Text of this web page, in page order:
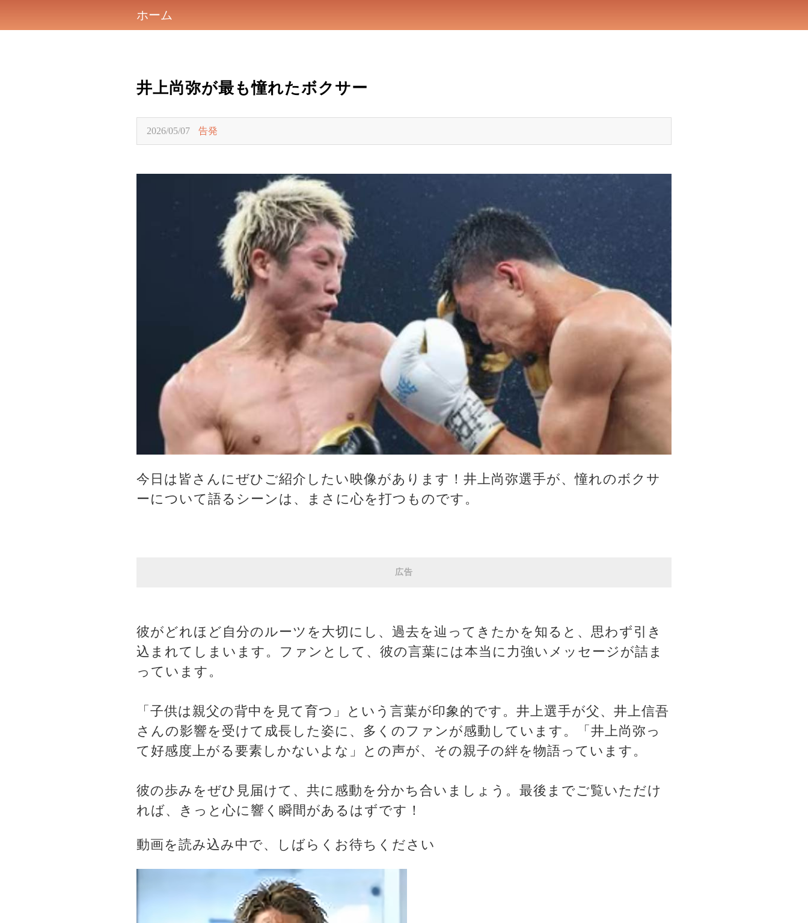
ホーム
井上尚弥が最も憧れたボクサー
2026/05/07 告発
今日は皆さんにぜひご紹介したい映像があります！井上尚弥選手が、憧れのボクサ
ーについて語るシーンは、まさに心を打つものです。
広告
彼がどれほど自分のルーツを大切にし、過去を辿ってきたかを知ると、思わず引き
込まれてしまいます。ファンとして、彼の言葉には本当に力強いメッセージが詰ま
っています。
「子供は親父の背中を見て育つ」という言葉が印象的です。井上選手が父、井上信吾
さんの影響を受けて成長した姿に、多くのファンが感動しています。「井上尚弥っ
て好感度上がる要素しかないよな」との声が、その親子の絆を物語っています。
彼の歩みをぜひ見届けて、共に感動を分かち合いましょう。最後までご覧いただけ
れば、きっと心に響く瞬間があるはずです！
動画を読み込み中で、しばらくお待ちください